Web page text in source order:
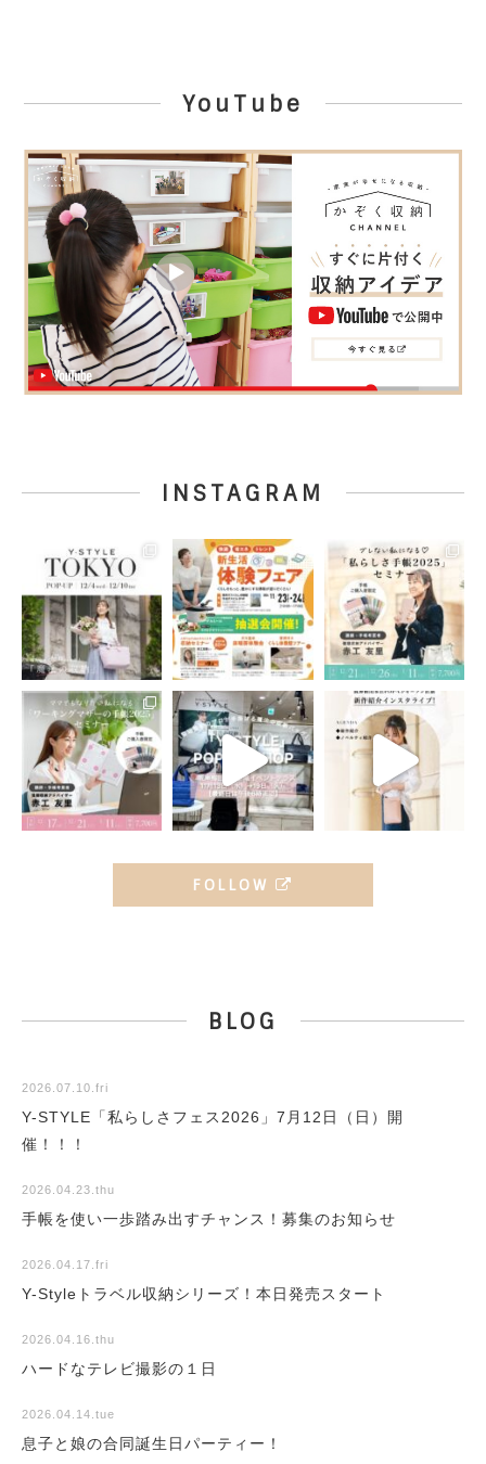
YouTube
INSTAGRAM
FOLLOW
BLOG
2026.07.10.fri
Y-STYLE「私らしさフェス2026」7月12日（日）開
催！！！
2026.04.23.thu
手帳を使い一歩踏み出すチャンス！募集のお知らせ
2026.04.17.fri
Y-Styleトラベル収納シリーズ！本日発売スタート
2026.04.16.thu
ハードなテレビ撮影の１日
2026.04.14.tue
息子と娘の合同誕生日パーティー！